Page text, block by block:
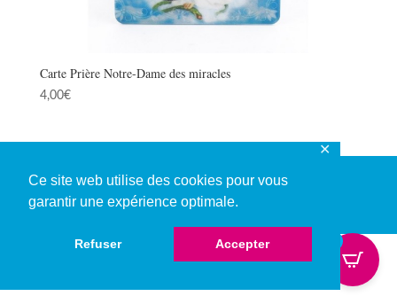
Ce site web utilise des cookies pour vous
garantir une expérience optimale.
Refuser Accepter
✕
Carte Prière Notre-Dame des miracles
4,00€
© Copyright 2026